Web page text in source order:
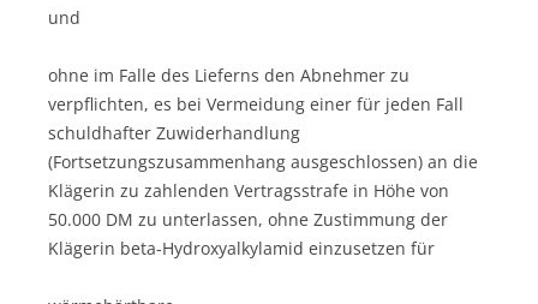
und
ohne im Falle des Lieferns den Abnehmer zu
verpflichten, es bei Vermeidung einer für jeden Fall
schuldhafter Zuwiderhandlung
(Fortsetzungszusammenhang ausgeschlossen) an die
Klägerin zu zahlenden Vertragsstrafe in Höhe von
50.000 DM zu unterlassen, ohne Zustimmung der
Klägerin beta-Hydroxyalkylamid einzusetzen für